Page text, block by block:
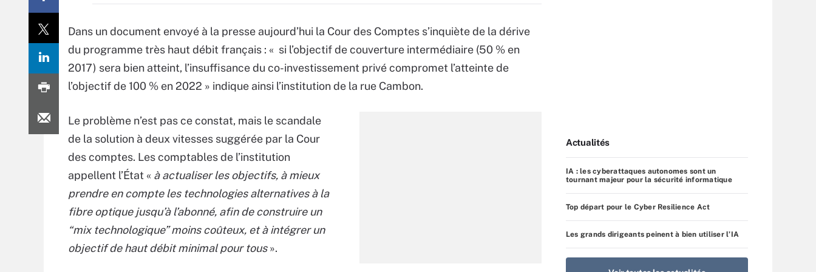
Dans un document envoyé à la presse aujourd’hui la Cour des Comptes s’inquiète de la dérive
du programme très haut débit français : « si l’objectif de couverture intermédiaire (50 % en
2017) sera bien atteint, l’insuffisance du co-investissement privé compromet l’atteinte de
l’objectif de 100 % en 2022 » indique ainsi l’institution de la rue Cambon.
Le problème n’est pas ce constat, mais le scandale
de la solution à deux vitesses suggérée par la Cour
des comptes. Les comptables de l’institution
appellent l’État « à actualiser les objectifs, à mieux
prendre en compte les technologies alternatives à la
fibre optique jusqu’à l’abonné, afin de construire un
“mix technologique” moins coûteux, et à intégrer un
objectif de haut débit minimal pour tous».
Actualités
IA : les cyberattaques autonomes sont un
tournant majeur pour la sécurité informatique
Top départ pour le Cyber Resilience Act
Les grands dirigeants peinent à bien utiliser l’IA